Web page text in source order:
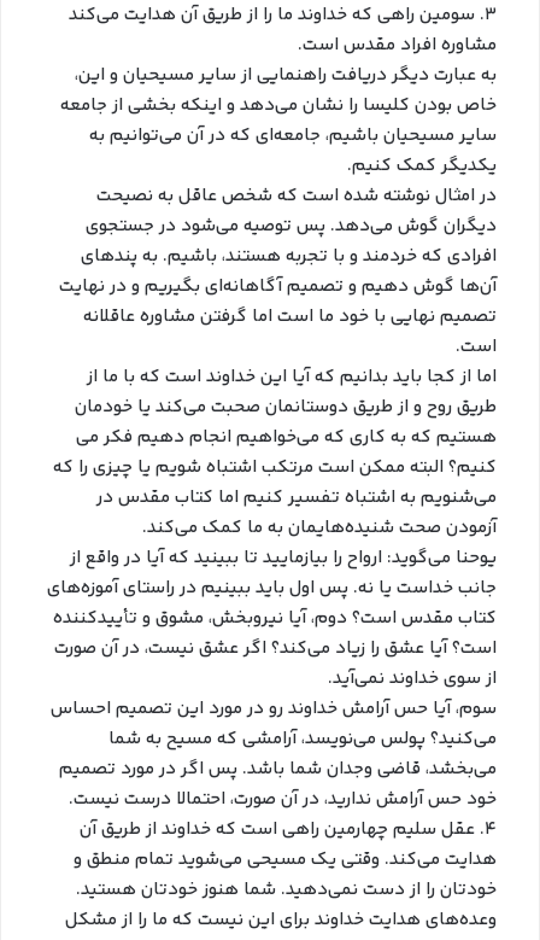
۳. سومین راهی که خداوند ما را از طریق آن هدایت می‌کند
مشاوره افراد مقدس است.
به عبارت دیگر دریافت راهنمایی از سایر مسیحیان و این،
خاص بودن کلیسا را نشان می‌دهد و اینکه بخشی از جامعه
سایر مسیحیان باشیم، جامعه‌ای که در آن می‌توانیم به
یکدیگر کمک کنیم.
در امثال نوشته شده است که شخص عاقل به نصیحت
دیگران گوش می‌دهد. پس توصیه می‌شود در جستجوی
افرادی که خردمند و با تجربه هستند، باشیم. به پندهای
آن‌ها گوش دهیم و تصمیم آگاهانه‌ای بگیریم و در نهایت
تصمیم نهایی با خود ما است اما گرفتن مشاوره عاقلانه
است.
اما از کجا باید بدانیم که آیا این خداوند است که با ما از
طریق روح و از طریق دوستانمان صحبت می‌کند یا خودمان
هستیم که به کاری که می‌خواهیم انجام دهیم فکر می
کنیم؟ البته ممکن است مرتکب اشتباه شویم یا چیزی را که
می‌شنویم به اشتباه تفسیر کنیم اما کتاب مقدس در
آزمودن صحت شنیده‌هایمان به ما کمک می‌کند.
یوحنا می‌گوید: ارواح را بیازمایید تا ببینید که آیا در واقع از
جانب خداست یا نه. پس اول باید ببینیم در راستای آموزه‌های
کتاب مقدس است؟ دوم، آیا نیروبخش، مشوق و تأییدکننده
است؟ آیا عشق را زیاد می‌کند؟ اگر عشق نیست، در آن صورت
از سوی خداوند نمی‌آید.
سوم، آیا حس آرامش خداوند رو در مورد این تصمیم احساس
می‌کنید؟ پولس می‌نویسد، آرامشی که مسیح به شما
می‌بخشد، قاضی وجدان شما باشد. پس اگر در مورد تصمیم
خود حس آرامش ندارید، در آن صورت، احتمالا درست نیست.
۴. عقل سلیم چهارمین راهی است که خداوند از طریق آن
هدایت می‌کند. وقتی یک مسیحی می‌شوید تمام منطق و
خودتان را از دست نمی‌دهید. شما هنوز خودتان هستید.
وعده‌های هدایت خداوند برای این نیست که ما را از مشکل